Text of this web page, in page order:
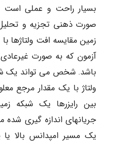
بسیار راحت و عملی است
صورت ذهنی تجزیه و
زمین مقایسه افت ولتاژها
آزمون که به صورت
باشد. شخص می تواند یک
ولتاژ با یک مقدار مرجع
بین رایزرها یک شبکه
جریانهای اندازه گیری شده
یک مسیر امپدانس بالا